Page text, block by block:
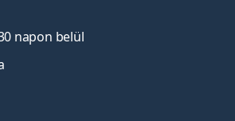
napon belül